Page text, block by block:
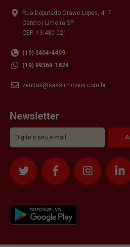
Rua Deputado Otávio Lopes, 417
Centro | Limeira SP
CEP: 13.480-021
(19) 3404-4499
(19) 99368-1824
vendas@sassiimoveis.com.br
Newsletter